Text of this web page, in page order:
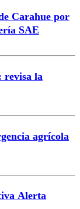
Carahue por
SAE
revisa la
agrícola
Alerta